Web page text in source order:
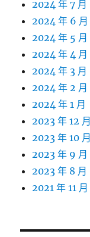
2024 年 7 月
2024 年 6 月
2024 年 5 月
2024 年 4 月
2024 年 3 月
2024 年 2 月
2024 年 1 月
2023 年 12 月
2023 年 10 月
2023 年 9 月
2023 年 8 月
2021 年 11 月